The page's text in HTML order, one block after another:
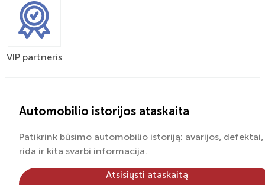
VIP partneris
Automobilio istorijos ataskaita
Patikrink būsimo automobilio istoriją: avarijos, defektai,
rida ir kita svarbi informacija.
Atsisiųsti ataskaitą